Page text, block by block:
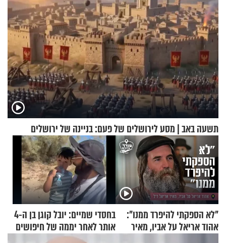
תשעה באב | מסע לירושלים של פעם: בניינה של ירושלים
"לא הספקתי להיפרד ממנו":
אהוד אריאל על אביו, מאיר
בחסדי שמיים: יובל קוגן בן ה-4
אותר לאחר יממה של חיפושים